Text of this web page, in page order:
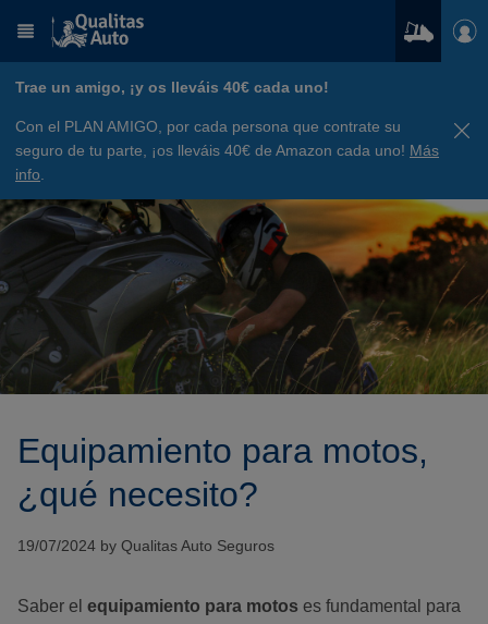
Trae un amigo, ¡y os lleváis 40€ cada uno!
Con el PLAN AMIGO, por cada persona que contrate su
seguro de tu parte, ¡os lleváis 40€ de Amazon cada uno! Más
info
Equipamiento para motos,
¿qué necesito?
19/07/2024 by Qualitas Auto Seguros
Saber el equipamiento para motos es fundamental para